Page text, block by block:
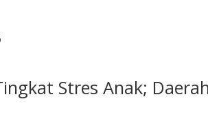
Stres Anak;